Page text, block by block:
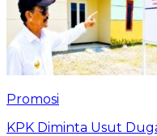
Promosi
KPK Diminta Usut